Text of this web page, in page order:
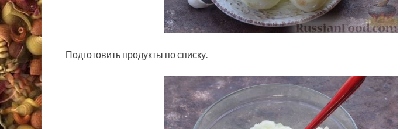
Подготовить продукты по списку.